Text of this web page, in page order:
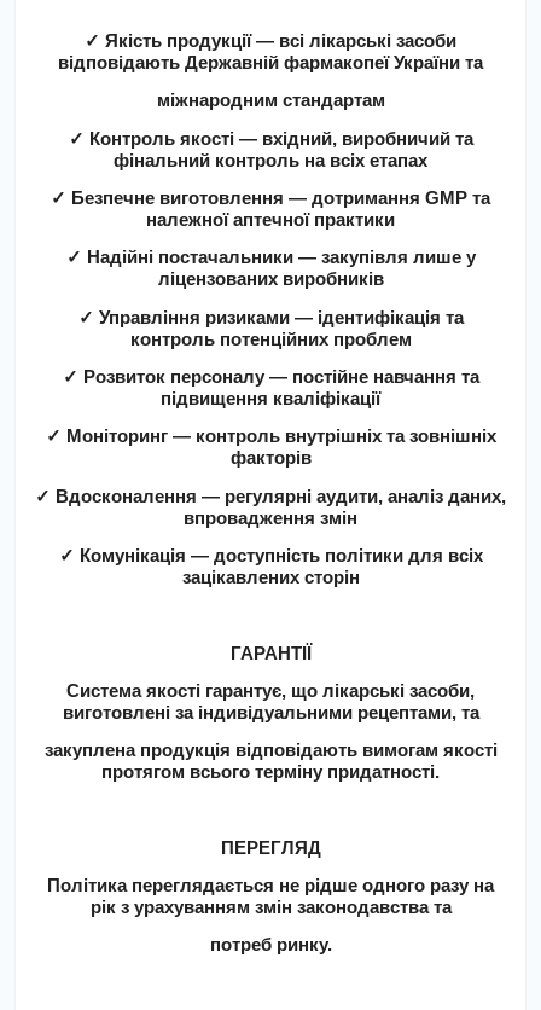
✓ Якість продукції — всі лікарські засоби
відповідають Державній фармакопеї України та
міжнародним стандартам
✓ Контроль якості — вхідний, виробничий та
фінальний контроль на всіх етапах
✓ Безпечне виготовлення — дотримання GMP та
належної аптечної практики
✓ Надійні постачальники — закупівля лише у
ліцензованих виробників
✓ Управління ризиками — ідентифікація та
контроль потенційних проблем
✓ Розвиток персоналу — постійне навчання та
підвищення кваліфікації
✓ Моніторинг — контроль внутрішніх та зовнішніх
факторів
✓ Вдосконалення — регулярні аудити, аналіз даних,
впровадження змін
✓ Комунікація — доступність політики для всіх
зацікавлених сторін
ГАРАНТІЇ
Система якості гарантує, що лікарські засоби,
виготовлені за індивідуальними рецептами, та
закуплена продукція відповідають вимогам якості
протягом всього терміну придатності.
ПЕРЕГЛЯД
Політика переглядається не рідше одного разу на
рік з урахуванням змін законодавства та
потреб ринку.